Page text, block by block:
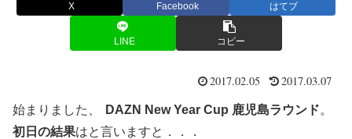
X Facebook はてブ
LINE コピー
2017.02.05 2017.03.07
始まりました、 DAZN New Year Cup 鹿児島ラウンド。
初日の結果はと言いますと．．．